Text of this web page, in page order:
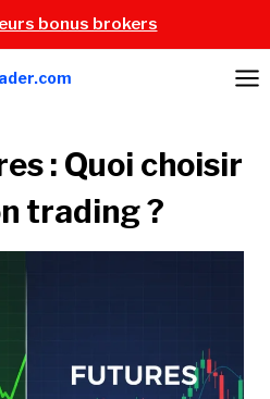
bonus brokers
: Quoi choisir
trading ?